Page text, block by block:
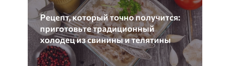
Рецепт, который точно получится:
приготовьте традиционный
холодец из свинины и телятины